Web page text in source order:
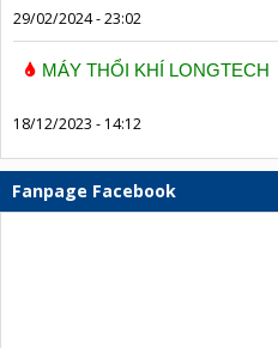
29/02/2024 - 23:02
MÁY THỔI KHÍ LONGTECH
18/12/2023 - 14:12
Fanpage Facebook